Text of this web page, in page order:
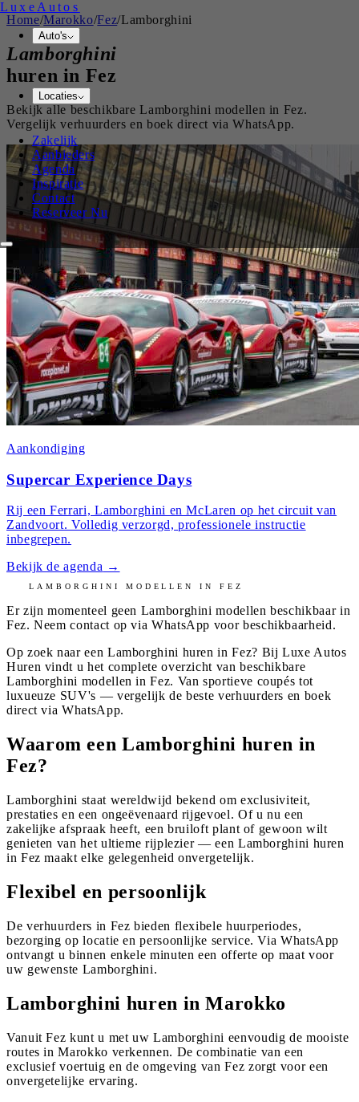
Luxe Autos
Auto's
Locaties
Zakelijk
Aanbieders
Agenda
Inspiratie
Contact
Reserveer Nu
Home/Marokko/Fez/Lamborghini
Lamborghini
huren in Fez
Bekijk alle beschikbareLamborghini modellen in Fez.
Vergelijk verhuurders en boek direct via WhatsApp.
Aankondiging
Supercar Experience Days
Rij een Ferrari, Lamborghini en McLaren op het circuit van
Zandvoort. Volledig verzorgd, professionele instructie
inbegrepen.
Bekijk de agenda →
LAMBORGHINI MODELLEN INFEZ
Er zijn momenteel geen Lamborghini modellen beschikbaar in
Fez. Neem contact op via WhatsApp voor beschikbaarheid.
Op zoek naar een Lamborghini huren in Fez? Bij Luxe Autos
Huren vindt u het complete overzicht van beschikbare
Lamborghini modellen in Fez. Van sportieve coupés tot
luxueuze SUV's — vergelijk de beste verhuurders en boek
direct via WhatsApp.
Waarom een Lamborghini huren in
Fez?
Lamborghini staat wereldwijd bekend om exclusiviteit,
prestaties en een ongeëvenaard rijgevoel. Of u nu een
zakelijke afspraak heeft, een bruiloft plant of gewoon wilt
genieten van het ultieme rijplezier — een Lamborghini huren
in Fez maakt elke gelegenheid onvergetelijk.
Flexibel en persoonlijk
De verhuurders in Fez bieden flexibele huurperiodes,
bezorging op locatie en persoonlijke service. Via WhatsApp
ontvangt u binnen enkele minuten een offerte op maat voor
uw gewenste Lamborghini.
Lamborghini huren in Marokko
Vanuit Fez kunt u met uw Lamborghini eenvoudig de mooiste
routes in Marokko verkennen. De combinatie van een
exclusief voertuig en de omgeving van Fez zorgt voor een
onvergetelijke ervaring.